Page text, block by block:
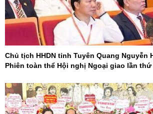
Chủ tịch HHDN tỉnh Tuyên Quang Nguyễn
Phiên toàn thể Hội nghị Ngoại giao lần thứ